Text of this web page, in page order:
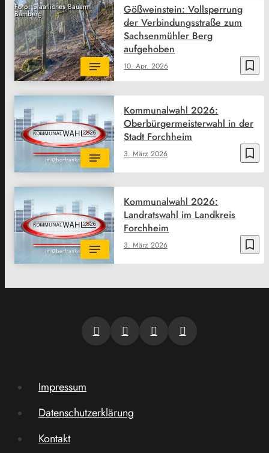
Foto: Staatliches Bauamt
Bamberg
bookmark_border
10. Apr. 2026
Gößweinstein: Vollsperrung
der Verbindungsstraße zum
Sachsenmühler Berg
aufgehoben
bookmark_border
3. März 2026
Kommunalwahl 2026:
Oberbürgermeisterwahl in der
Stadt Forchheim
bookmark_border
3. März 2026
Kommunalwahl 2026:
Landratswahl im Landkreis
Forchheim
Impressum
Datenschutzerklärung
Kontakt